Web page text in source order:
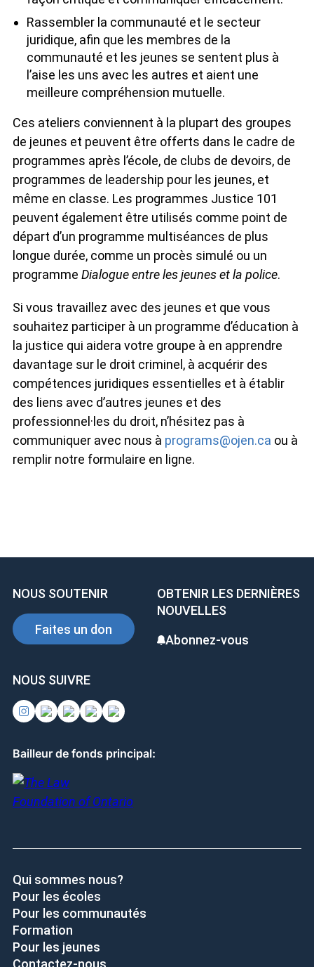
Rassembler la communauté et le secteur
juridique, afin que les membres de la
communauté et les jeunes se sentent plus à
l’aise les uns avec les autres et aient une
meilleure compréhension mutuelle.
Ces ateliers conviennent à la plupart des groupes
de jeunes et peuvent être offerts dans le cadre de
programmes après l’école, de clubs de devoirs, de
programmes de leadership pour les jeunes, et
même en classe. Les programmes Justice 101
peuvent également être utilisés comme point de
départ d’un programme multiséances de plus
longue durée, comme un procès simulé ou un
programme Dialogue entre les jeunes et la police.
Si vous travaillez avec des jeunes et que vous
souhaitez participer à un programme d’éducation à
la justice qui aidera votre groupe à en apprendre
davantage sur le droit criminel, à acquérir des
compétences juridiques essentielles et à établir
des liens avec d’autres jeunes et des
professionnel·les du droit, n’hésitez pas à
communiquer avec nous à programs@ojen.ca ou à
remplir notre formulaire en ligne.
NOUS SOUTENIR
Faites un don
OBTENIR LES DERNIÈRES
NOUVELLES
Abonnez-vous
NOUS SUIVRE
Bailleur de fonds principal:
Qui sommes nous?
Pour les écoles
Pour les communautés
Formation
Pour les jeunes
Contactez-nous